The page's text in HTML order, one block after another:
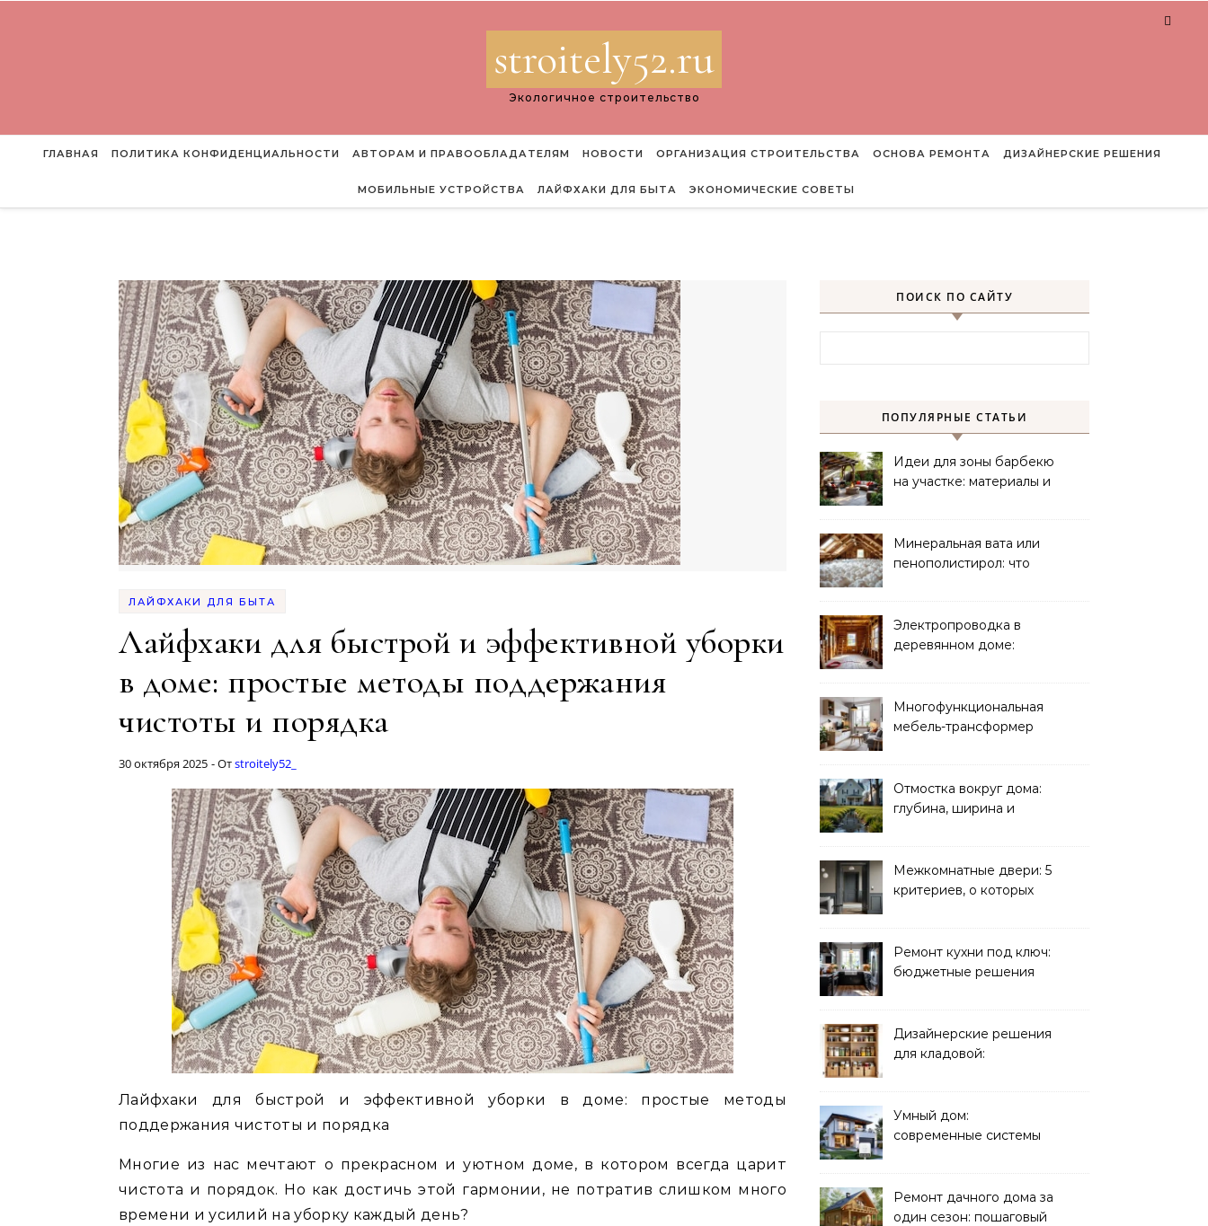
stroitely52.ru
Экологичное строительство
ГЛАВНАЯ ПОЛИТИКА КОНФИДЕНЦИАЛЬНОСТИ АВТОРАМ И ПРАВООБЛАДАТЕЛЯМ НОВОСТИ ОРГАНИЗАЦИЯ СТРОИТЕЛЬСТВА ОСНОВА РЕМОНТА ДИЗАЙНЕРСКИЕ РЕШЕНИЯ
МОБИЛЬНЫЕ УСТРОЙСТВА ЛАЙФХАКИ ДЛЯ БЫТА ЭКОНОМИЧЕСКИЕ СОВЕТЫ
ЛАЙФХАКИ ДЛЯ БЫТА
Лайфхаки для быстрой и эффективной уборки
в доме: простые методы поддержания
чистоты и порядка
30 октября 2025 - Отstroitely52_
Лайфхаки для быстрой и эффективной уборки в доме: простые методы
поддержания чистоты и порядка
Многие из нас мечтают о прекрасном и уютном доме, в котором всегда царит
чистота и порядок. Но как достичь этой гармонии, не потратив слишком много
времени и усилий на уборку каждый день?
ПОИСК ПО САЙТУ
ПОПУЛЯРНЫЕ СТАТЬИ
Идеи для зоны барбекю
на участке: материалы и
Минеральная вата или
пенополистирол: что
Электропроводка в
деревянном доме:
Многофункциональная
мебель-трансформер
Отмостка вокруг дома:
глубина, ширина и
Межкомнатные двери: 5
критериев, о которых
Ремонт кухни под ключ:
бюджетные решения
Дизайнерские решения
для кладовой:
Умный дом:
современные системы
Ремонт дачного дома за
один сезон: пошаговый